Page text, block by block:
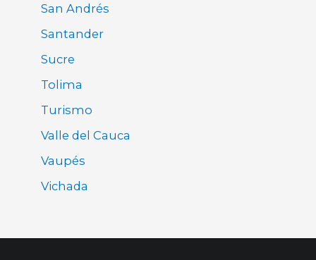
San Andrés
Santander
Sucre
Tolima
Turismo
Valle del Cauca
Vaupés
Vichada